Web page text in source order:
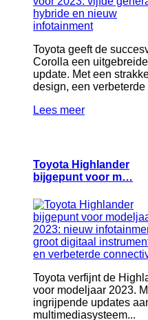
Toyota geeft de
Corolla een uitgebreide
update. Met een
design, een verbeterde
Lees meer
Toyota Highlander
bijgepunt voor m…
Toyota verfijnt de
voor modeljaar 2023.
ingrijpende updates
multimediasysteem...